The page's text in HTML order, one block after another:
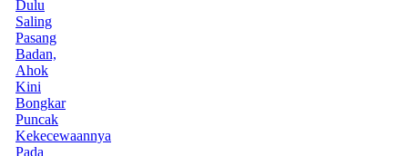
Dulu
Saling
Pasang
Badan,
Ahok
Kini
Bongkar
Puncak
Kekecewaannya
Pada